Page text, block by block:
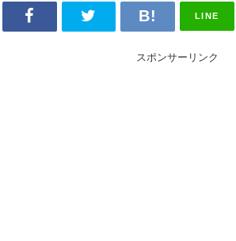
LINE
スポンサーリンク